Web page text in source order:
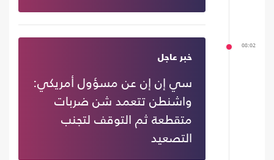
08:02
خبر عاجل
سي إن إن عن مسؤول أمريكي:
واشنطن تتعمد شن ضربات
متقطعة ثم التوقف لتجنب
التصعيد